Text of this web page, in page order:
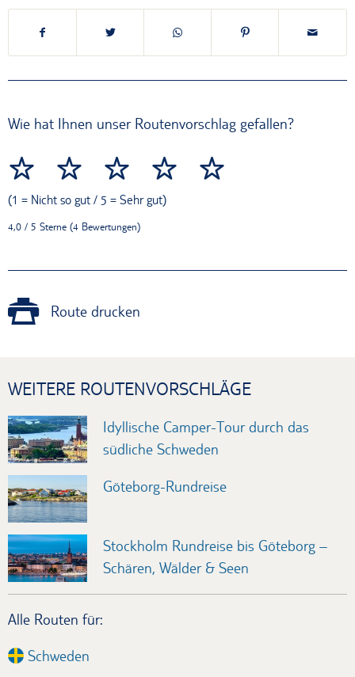
Wie hat Ihnen unser Routenvorschlag gefallen?
(1 = Nicht so gut / 5 = Sehr gut)
4,0 / 5 Sterne (4 Bewertungen)
Route drucken
WEITERE ROUTENVORSCHLÄGE
Idyllische Camper-Tour durch das
südliche Schweden
Göteborg-Rundreise
Stockholm Rundreise bis Göteborg –
Schären, Wälder & Seen
Alle Routen für:
Schweden